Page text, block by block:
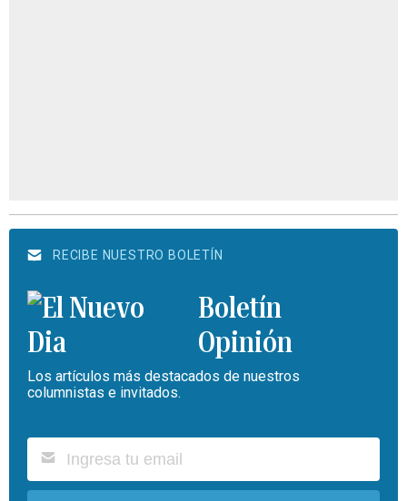
RECIBE NUESTRO BOLETÍN
Boletín
Opinión
Los artículos más destacados de nuestros
columnistas e invitados.